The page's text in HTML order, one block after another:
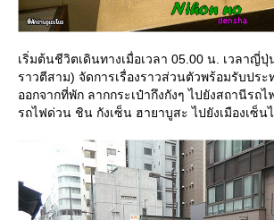
เริ่มต้นชีวิตเดินทางเมื่อเวลา 05.00 น. เวลาญี่ปุ่
ราวตีสาม) จัดการเรื่องราวส่วนตัวพร้อมรับประ
ออกจากที่พัก ลากกระเป๋ากึงกังๆ ไปยังสถานีรถ
รถไฟด่วน ชิน กังเซ็น ฮายาบูสะ ไปยังเมืองเซ็น